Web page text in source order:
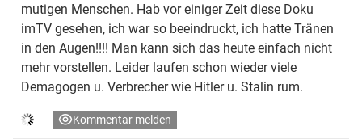
mutigen Menschen. Hab vor einiger Zeit diese Doku
imTV gesehen, ich war so beeindruckt, ich hatte Tränen
in den Augen!!!! Man kann sich das heute einfach nicht
mehr vorstellen. Leider laufen schon wieder viele
Demagogen u. Verbrecher wie Hitler u. Stalin rum.
Kommentar melden